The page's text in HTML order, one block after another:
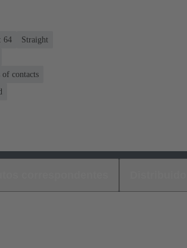
64
Straight
contacts